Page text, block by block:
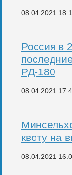
08.04.2021
Россия в
РД-180
08.04.2021
квоту на
08.04.2021